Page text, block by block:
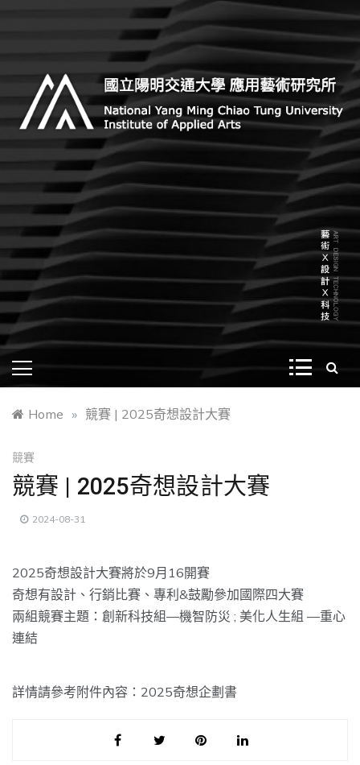
國立陽明交通大學 應用藝術研
究所
Institute of Applied Arts, National Yang Ming Chiao
Home » 競賽 | 2025奇想設計大賽
競賽
競賽 | 2025奇想設計大賽
2024-08-31
2025奇想設計大賽將於9月16開賽
奇想有設計、行銷比賽、專利&鼓勵參加國際四大賽
兩組競賽主題：創新科技組—機智防災 ; 美化人生組 —重心
連結
詳情請參考附件內容： 2025奇想企劃書